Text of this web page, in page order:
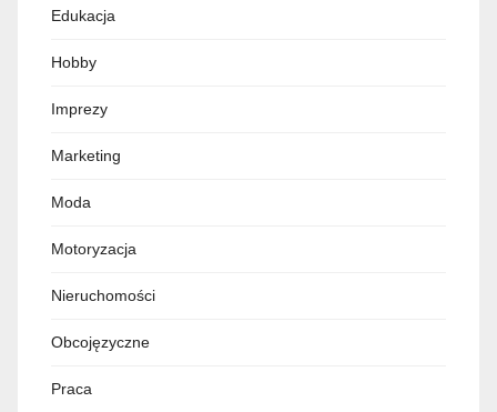
Edukacja
Hobby
Imprezy
Marketing
Moda
Motoryzacja
Nieruchomości
Obcojęzyczne
Praca